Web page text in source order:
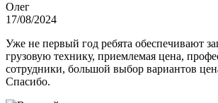
Олег
17/08/2024
Уже не первый год ребята обеспечивают
грузовую технику, приемлемая цена,
сотрудники, большой выбор вариантов
Спасибо.